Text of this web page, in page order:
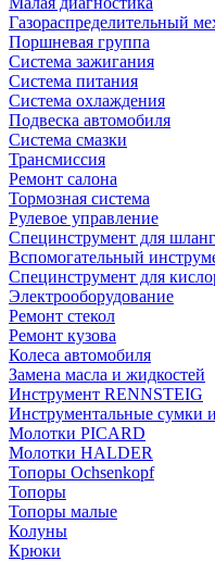
Газораспределительный
Поршневая группа
Система зажигания
Система питания
Система охлаждения
Подвеска автомобиля
Система смазки
Трансмиссия
Ремонт салона
Тормозная система
Рулевое управление
Специнструмент для
Вспомогательный
Специнструмент для
Электрооборудование
Ремонт стекол
Ремонт кузова
Колеса автомобиля
Замена масла и жидкостей
Инструмент RENNSTEIG
Инструментальные сумки
Молотки PICARD
Молотки HALDER
Топоры Ochsenkopf
Топоры
Топоры малые
Колуны
Крюки